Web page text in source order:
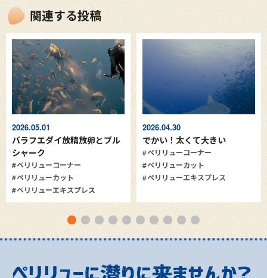
関連する投稿
2026.05.01
バラフエダイ放精放卵とブル
シャーク
ペリリューコーナー
ペリリューカット
ペリリューエキスプレス
2026.04.30
でかい！太くて大きい
ペリリューコーナー
ペリリューカット
ペリリューエキスプレス